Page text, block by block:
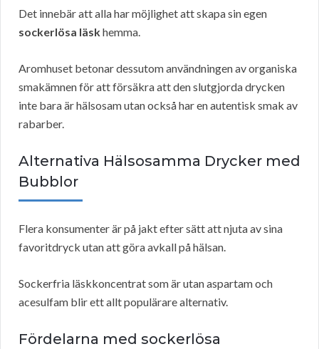
Det innebär att alla har möjlighet att skapa sin egen
sockerlösa läskhemma.
Aromhuset betonar dessutom användningen av organiska
smakämnen för att försäkra att den slutgjorda drycken
inte bara är hälsosam utan också har en autentisk smak av
rabarber.
Alternativa Hälsosamma Drycker med
Bubblor
Flera konsumenter är på jakt efter sätt att njuta av sina
favoritdryck utan att göra avkall på hälsan.
Sockerfria läskkoncentrat som är utan aspartam och
acesulfam blir ett allt populärare alternativ.
Fördelarna med sockerlösa